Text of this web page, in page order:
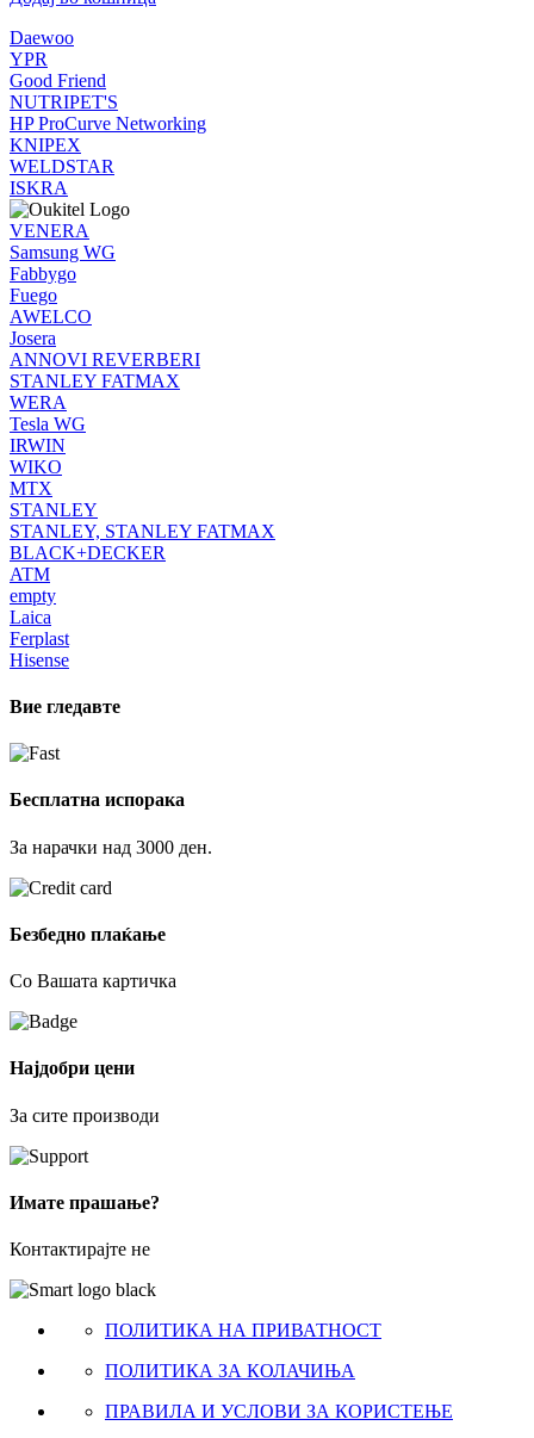
Daewoo
YPR
Good Friend
NUTRIPET'S
HP ProCurve Networking
KNIPEX
WELDSTAR
ISKRA
VENERA
Samsung WG
Fabbygo
Fuego
AWELCO
Josera
ANNOVI REVERBERI
STANLEY FATMAX
WERA
Tesla WG
IRWIN
WIKO
MTX
STANLEY
STANLEY, STANLEY FATMAX
BLACK+DECKER
ATM
empty
Laica
Ferplast
Hisense
Вие гледавте
Бесплатна испорака
За нарачки над 3000 ден.
Безбедно плаќање
Со Вашата картичка
Најдобри цени
За сите производи
Имате прашање?
Контактирајте не
ПОЛИТИКА НА ПРИВАТНОСТ
ПОЛИТИКА ЗА КОЛАЧИЊА
ПРАВИЛА И УСЛОВИ ЗА КОРИСТЕЊЕ